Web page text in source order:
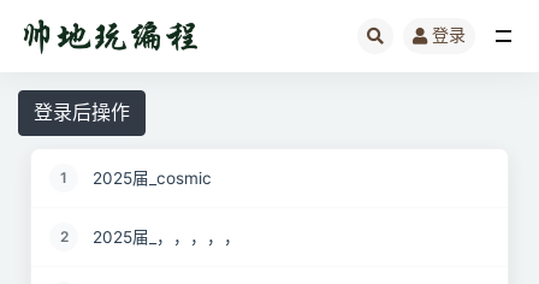
登录
登录后操作
1 2025届_cosmic
2 2025届_，，，，，